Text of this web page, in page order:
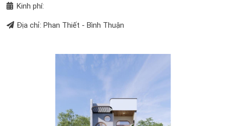
Kinh phí:
Địa chỉ: Phan Thiết - Bình Thuận